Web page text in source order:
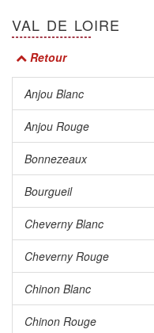
VAL DE LOIRE
Retour
Anjou Blanc
Anjou Rouge
Bonnezeaux
Bourgueil
Cheverny Blanc
Cheverny Rouge
Chinon Blanc
Chinon Rouge